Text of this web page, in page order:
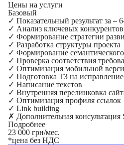
Цены на услуги
Базовый
✓ Показательный результат за –
✓ Анализ ключевых конкурентов
✓ Формирование стратегии
✓ Разработка структуры проекта
✓ Формирование
✓ Проверка соответствия
✓ Оптимизация мобильной
✓ Подготовка ТЗ на
✓ Написание текстов
✓ Внутренняя перелинковка
✓ Оптимизация профиля ссылок
✓ Link building
✗ Дополнительная консультация
Подробнее
23 000 грн/мес.
*цена без НДС